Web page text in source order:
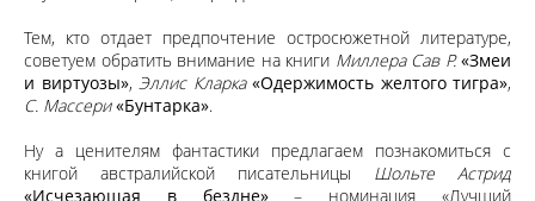
Тем, кто отдает предпочтение остросюжетной литературе,
советуем обратить внимание на книги Миллера Сав Р.«Змеи
и виртуозы», Эллис Кларка«Одержимость желтого тигра»,
С. Массери «Бунтарка».
Ну а ценителям фантастики предлагаем познакомиться с
книгой австралийской писательницы Шольте Астрид
«Исчезающая в бездне»– номинация «Лучший